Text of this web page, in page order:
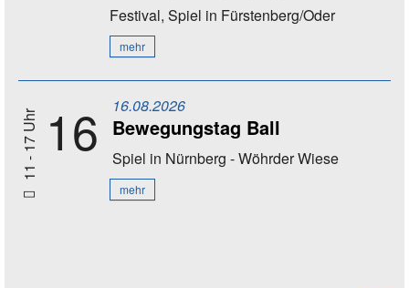
Festival, Spiel in Fürstenberg/Oder
mehr
11 - 17 Uhr 16 16.08.2026
Bewegungstag Ball
Spiel in Nürnberg - Wöhrder Wiese
mehr